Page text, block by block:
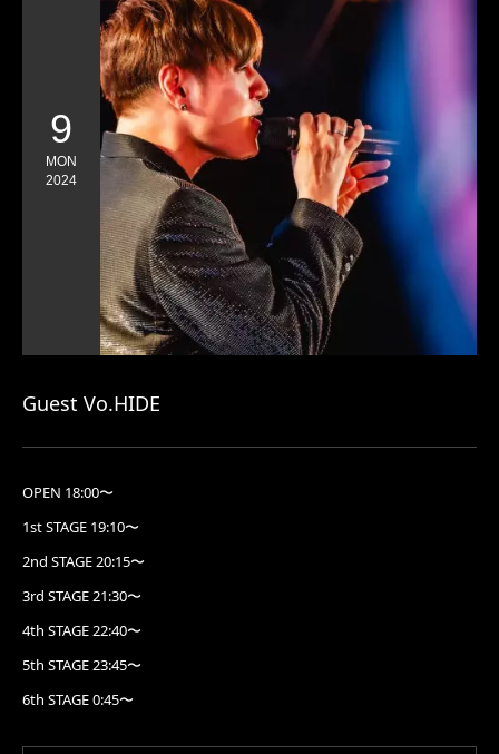
9
MON
2024
Guest Vo.HIDE
OPEN 18:00〜
1st STAGE 19:10〜
2nd STAGE 20:15〜
3rd STAGE 21:30〜
4th STAGE 22:40〜
5th STAGE 23:45〜
6th STAGE 0:45〜